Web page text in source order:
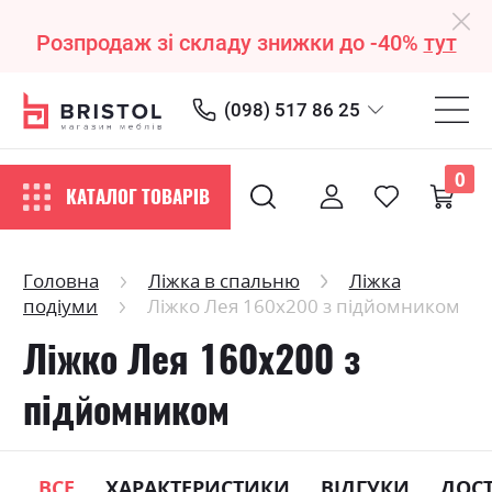
Розпродаж зі складу знижки до -40% тут
(098) 517 86 25
КАТАЛОГ ТОВАРІВ
0
Головна Ліжка в спальню
Ліжка
подіуми
Ліжко Лея 160х200 з підйомником
Ліжко Лея 160х200 з
підйомником